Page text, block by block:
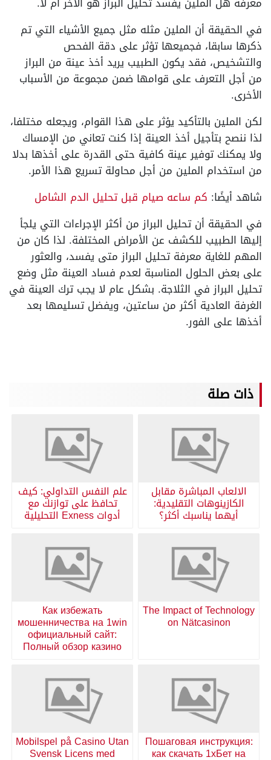
في الحقيقة أن الملين مثله مثل جميع الأشياء التي تم
ذكرها سابقا، فجميعها تؤثر على دقة الفحص
والتشخيص، فقد يكون الطبيب يريد أخذ عينة من البراز
من أجل التعرف على قوامها ضمن مجموعة من الأسباب
الأخرى.
لكن الملين بالتأكيد يؤثر على هذا القوام، ويجعله مختلفا،
لذا ننصح بتأجيل أخذ العينة إذا كنت تعاني من الإمساك
ولا يمكنك توفير عينة كافية حتى القدرة على أخذها بدلا
من استخدام الملين من أجل محاولة تسريع هذا الأمر.
شاهد أيضًا: كم ساعه صيام قبل تحليل الدم الشامل
في الحقيقة أن تحليل البراز من أكثر الإجراءات التي يلجأ
إليها الطبيب للكشف عن الأمراض المختلفة. لذا كان من
المهم للغاية معرفة تحليل البراز متى يفسد، والعثور
على بعض الحلول المناسبة لعدم فساد العينة مثل وضع
تحليل البراز في الثلاجة. بشكل عام لا يجب ترك العينة في
الغرفة العادية أكثر من ساعتين، ويفضل تسليمها بعد
أخذها على الفور.
ذات صلة
الالعاب المباشرة مقابل
الكازينوهات التقليدية:
أيهما يناسبك أكثر؟
علم النفس التداولي: كيف
تحافظ على توازنك مع
أدوات Exness التحليلية
The Impact of Technology
on Nätcasinon
Как избежать
мошенничества на 1win
официальный сайт:
Полный обзор казино
Пошаговая инструкция:
как скачать 1хБет на
Mobilspel på Casino Utan
Svensk Licens med